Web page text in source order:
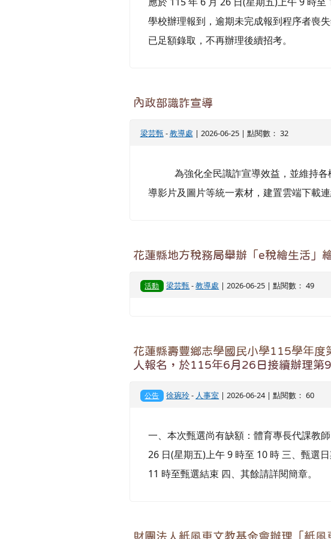
學校辦理報到，逾期未完成報到程序者喪
已足額錄取，不再辦理後續招考。
內政部識詐宣導
梁芸甄-教導處 | 2026-06-25 | 點閱數： 32
為強化全民識詐宣導效益，並維持各
導影片及圖片等統一素材，建置雲端下載
花蓮縣地方稅務局舉辦「e稅繪生活」
活動 梁芸甄-教導處 | 2026-06-25 | 點閱數： 49
花蓮縣壽豐鄉志學國民小學115學年
人報名，於115年6月26日接續辦理第
公告 徐琬玲- 人事室 | 2026-06-24 | 點閱數： 60
一、本次甄選尚有缺額：體育專長代課教
26 日(星期五)上午 9 時至 10 時 三、甄選
11 時至甄選結束 四、其餘請詳閱簡章。
財團法人紙風車文教基金會辦理「紙